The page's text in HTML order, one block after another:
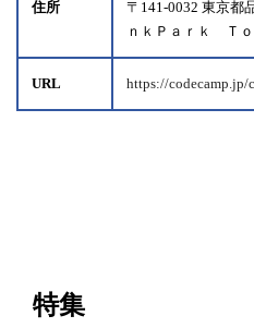
住所
〒141-0032 東京都
ｎｋＰａｒｋ Ｔｏ
URL https://codecamp.jp/
特集